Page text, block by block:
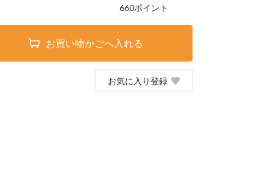
660ポイント
お買い物かごへ入れる
お気に入り登録